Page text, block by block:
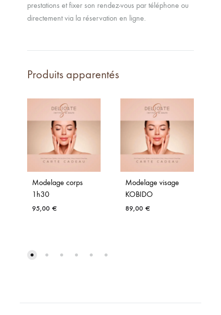
prestations et fixer son rendez-vous par téléphone ou
directement via la réservation en ligne.
Produits apparentés
Modelage corps
1h30
95,00 €
Modelage visage
KOBIDO
89,00 €